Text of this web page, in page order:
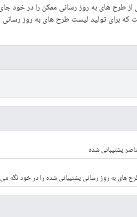
طرح های به روز رسانی ممکن را در خود جای
که برای تولید لیست طرح های به روز رسانی
پشتیبانی شده
های به روز رسانی پشتیبانی شده را در خود نگه می